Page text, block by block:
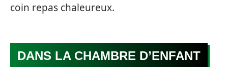
coin repas chaleureux.
DANS LA CHAMBRE D’ENFANT